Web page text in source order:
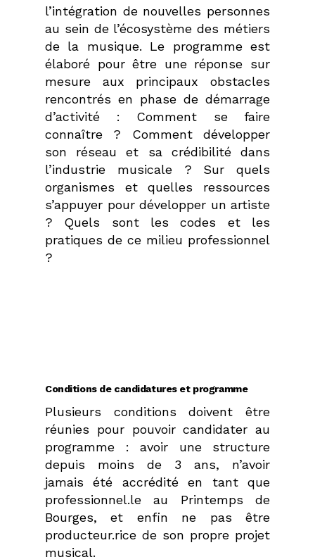
l’intégration de nouvelles personnes
au sein de l’écosystème des métiers
de la musique. Le programme est
élaboré pour être une réponse sur
mesure aux principaux obstacles
rencontrés en phase de démarrage
d’activité : Comment se faire
connaître ? Comment développer
son réseau et sa crédibilité dans
l’industrie musicale ? Sur quels
organismes et quelles ressources
s’appuyer pour développer un artiste
? Quels sont les codes et les
pratiques de ce milieu professionnel
?
Conditions de candidatures et programme
Plusieurs conditions doivent être
réunies pour pouvoir candidater au
programme : avoir une structure
depuis moins de 3 ans, n’avoir
jamais été accrédité en tant que
professionnel.le au Printemps de
Bourges, et enfin ne pas être
producteur.rice de son propre projet
musical.